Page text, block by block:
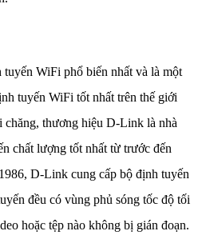
WiFi phổ biến nhất và là một
tuyến WiFi tốt nhất trên thế giới
chăng, thương hiệu D-Link là nhà
chất lượng tốt nhất từ trước đến
D-Link cung cấp bộ định tuyến
đều có vùng phủ sóng tốc độ tối
hoặc tệp nào không bị gián đoạn.